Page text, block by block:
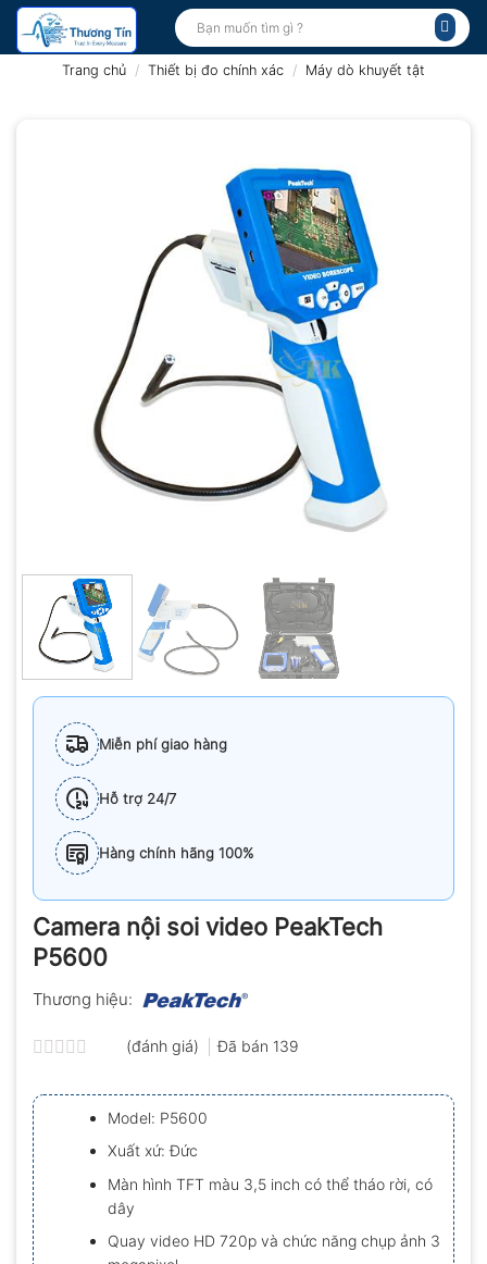
Bỏ
qua
Tìm
kiếm:
Trang chủ / Thiết bị đo chính xác / Máy dò khuyết tật
Miễn phí giao hàng
Hỗ trợ 24/7
Hàng chính hãng 100%
Camera nội soi video PeakTech
P5600
Thương hiệu:
xếp
hạng
0.0
5
sao
(đánh giá) Đã bán 139
Model: P5600
Xuất xứ: Đức
Màn hình TFT màu 3,5 inch có thể tháo rời, có
dây
Quay video HD 720p và chức năng chụp ảnh 3